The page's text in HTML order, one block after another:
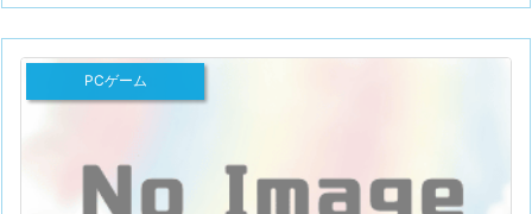
PCゲーム